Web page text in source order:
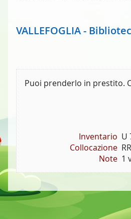
VALLEFOGLIA -
Puoi prenderlo in prestito.
Inventario U
Collocazione
Note 1